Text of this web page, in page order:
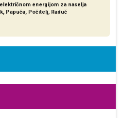
energijom za naselja
Papuča, Počitelj, Raduč